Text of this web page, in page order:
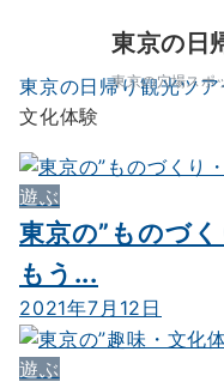
東京の日
東京の穴場スポ
東京の日帰り観光ツ
文化体験
遊ぶ
東京の”ものづ
もう...
2021年7月12日
遊ぶ